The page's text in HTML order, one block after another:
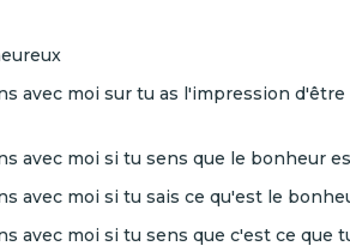
avec moi sur tu as l'impression
avec moi si tu sens que le bonheur
avec moi si tu sais ce qu'est le
avec moi si tu sens que c'est ce que